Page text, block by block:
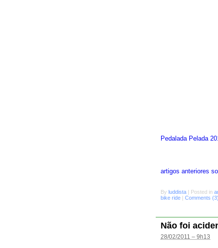
Pedalada Pelada
artigos anteriores
By luddista | Posted in
bike ride | Comments
Não foi
28/02/2011 – 9h13